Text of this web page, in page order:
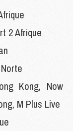
2 Afrique
Kong, Now
M Plus Live